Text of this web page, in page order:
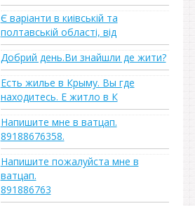
Є варіанти в киівській та
полтавській області, від
Добрий день.Ви знайшли де жити?
Есть жилье в Крыму. Вы где
находитесь. Е житло в К
Напишите мне в ватцап.
89188676358.
Напишите пожалуйста мне в
ватцап.
891886763